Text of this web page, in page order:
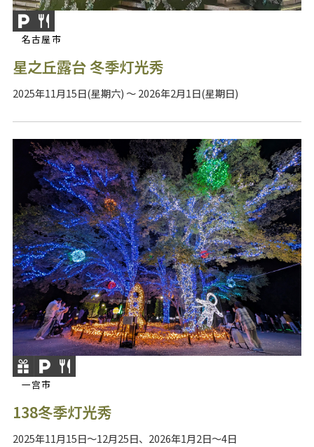
名古屋市
星之丘露台 冬季灯光秀
2025年11月15日(星期六) ～ 2026年2月1日(星期日)
一宫市
138冬季灯光秀
2025年11月15日～12月25日、2026年1月2日～4日